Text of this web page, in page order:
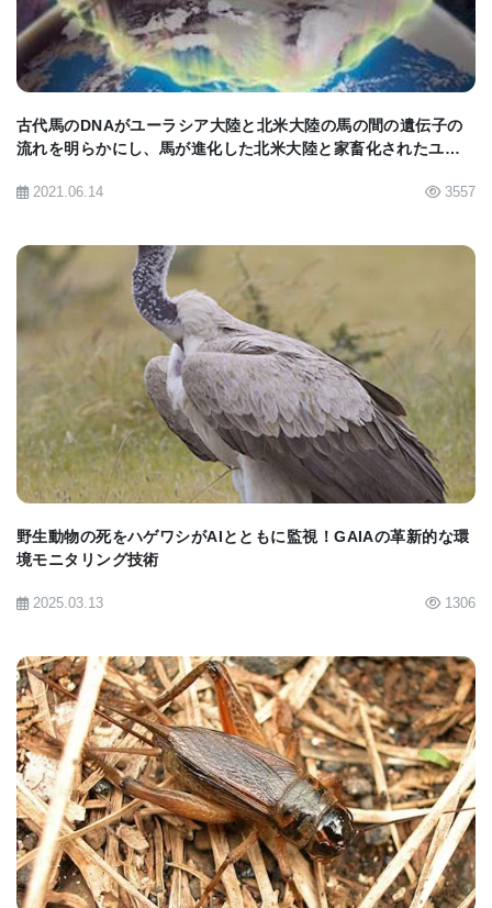
究してきた｡2人は､ハダカデバネズミの長寿と抗がん
性の原因となっているいくつかのメカニズムを突き
止めた｡その一つがHMW-HA (高分子ヒアルロン酸)
と呼ばれる化学物質だった｡しかし､2人は､他にもこ
の現象に関わっているものがあると考えている｡
Zhao､Seluanov､Gorbunovaの3博士と共同研究者ら
は､現在の研究で30年生きるハダカデバネズミと､そ
の10分1の寿命で2年か3年しか生きられないマウス
の老化反応の違いを比較している｡Dr. Seluanovは､
｢全然年を取らないハダカデバネズミをよく調べ､老
化細胞を持つのか､それとも進化して細胞老化をなく
してしまったのかを突き止めたい｣と述べている｡
[color=FF0000">[i">(BioQuick Newsをより早くお届
けできるよう、部分的にGoogle翻訳を使用していま
彼らの予期せぬ発見？
裸のモルモットは細胞老化を経験するが、長くて健
康な生活を続けている。老化メカニズムを排除する
ことは、その長い寿命の鍵ではありません。
"驚くべき長寿にもかかわらず、裸のモルモットには
マウス細胞のように老化した細胞があることは驚く
古代馬のDNAがユーラシア大陸と北米大陸の馬の間の遺伝子の
流れを明らかにし、馬が進化した北米大陸と家畜化されたユー
2021.06.14 3557
BIOMARKET JP
野生動物の死をハゲワシがAIとともに監視！GAIAの革新的な環
境モニタリング技術
2025.03.13 1306
BIOMARKET JP